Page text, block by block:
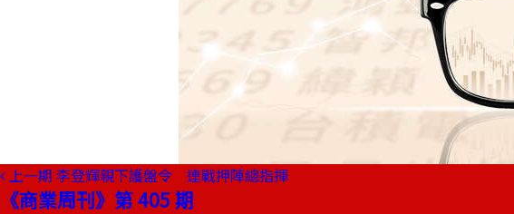
上一期 李登輝親下護盤令 連戰押陣總指揮
《商業周刊》第 405 期